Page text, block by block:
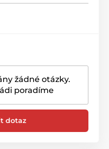
žádné otázky.
poradíme
dotaz